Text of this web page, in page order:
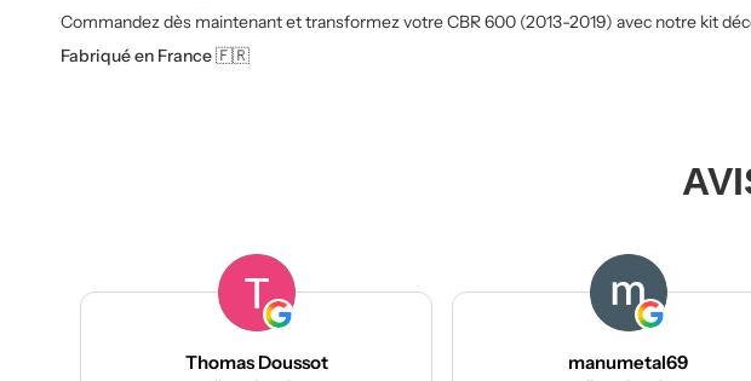
Commandez dès maintenant et transformez votre CBR 600 (2013-2019) avec notre kit
Fabriqué en France 🇫🇷
Thomas Doussot